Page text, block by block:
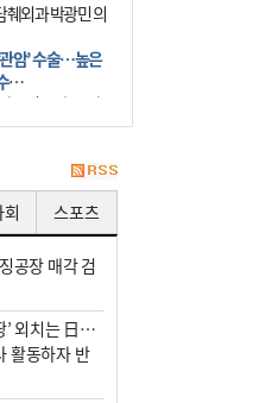
외과 박광민 의
암’ 수술…높은
츠킨 종양)은 좌
관(담즙 배출 경
종양이다. 간동맥
스포츠
공장 매각 검
’ 외치는 日…
활동하자 반